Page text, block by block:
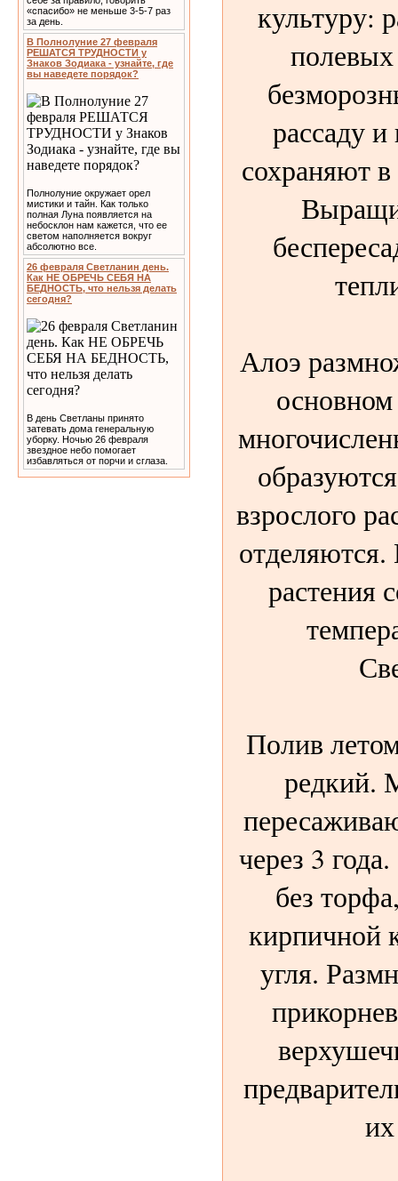
«спасибо» не меньше 3-5-7 раз
за день.
В Полнолуние 27 февраля
РЕШАТСЯ ТРУДНОСТИ у
Знаков Зодиака - узнайте, где
вы наведете порядок?
Полнолуние окружает орел
мистики и тайн. Как только
полная Луна появляется на
небосклон нам кажется, что ее
светом наполняется вокруг
абсолютно все.
26 февраля Светланин день.
Как НЕ ОБРЕЧЬ СЕБЯ НА
БЕДНОСТЬ, что нельзя делать
сегодня?
В день Светланы принято
затевать дома генеральную
уборку. Ночью 26 февраля
звездное небо помогает
избавляться от порчи и сглаза.
культуру:
рассаду
сохраняют
Алоэ
взрослого
растения
Полив
редкий.
через 3
без
кирпичной
угля.